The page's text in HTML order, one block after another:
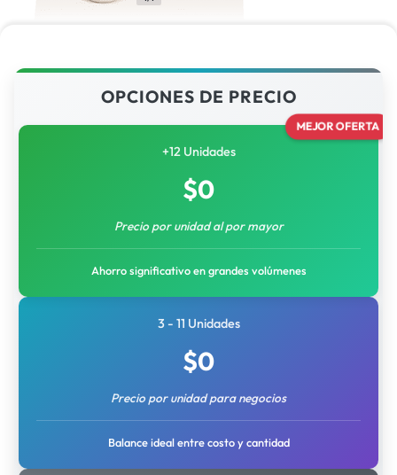
OPCIONES DE PRECIO
MEJOR OFERTA
+12 Unidades
$0
Precio por unidad al por mayor
Ahorro significativo en grandes volúmenes
3 - 11 Unidades
$0
Precio por unidad para negocios
Balance ideal entre costo y cantidad